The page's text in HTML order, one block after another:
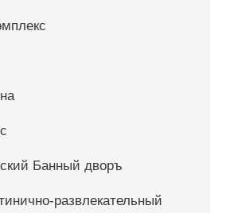
Банный дворъ
развлекательный